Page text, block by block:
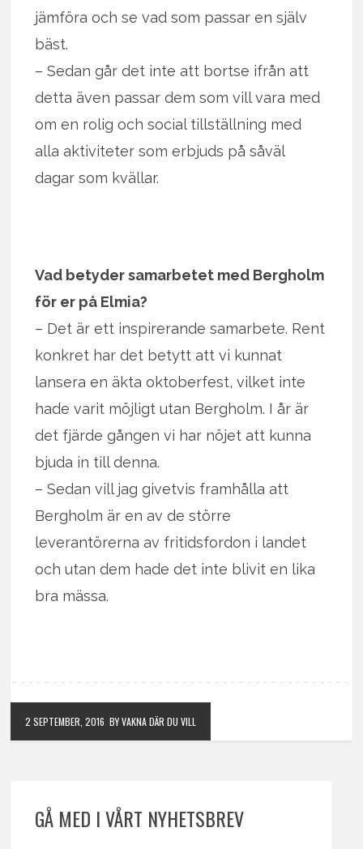
jämföra och se vad som passar en själv
bäst.
– Sedan går det inte att bortse ifrån att
detta även passar dem som vill vara med
om en rolig och social tillställning med
alla aktiviteter som erbjuds på såväl
dagar som kvällar.
Vad betyder samarbetet med Bergholm
för er på Elmia?
– Det är ett inspirerande samarbete. Rent
konkret har det betytt att vi kunnat
lansera en äkta oktoberfest, vilket inte
hade varit möjligt utan Bergholm. I år är
det fjärde gången vi har nöjet att kunna
bjuda in till denna.
– Sedan vill jag givetvis framhålla att
Bergholm är en av de större
leverantörerna av fritidsfordon i landet
och utan dem hade det inte blivit en lika
bra mässa.
2 SEPTEMBER, 2016 BY VAKNA DÄR DU VILL
GÅ MED I VÅRT NYHETSBREV